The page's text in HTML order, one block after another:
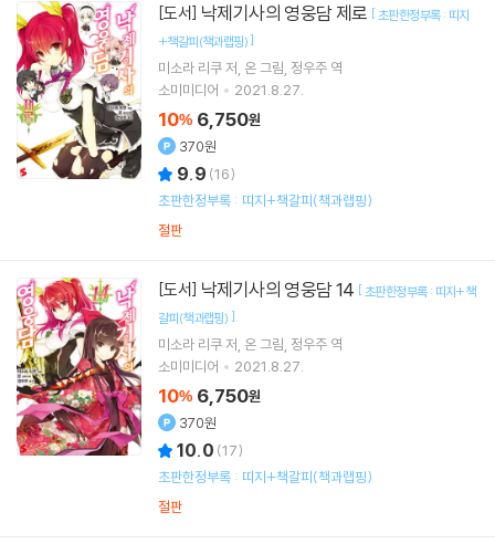
[도서] 낙제기사의 영웅담 제로 [초판한정부록 : 띠지
+책갈피(책과랩핑)]
미소라 리쿠저 온그림 정우주 역
소미미디어
2021.8.27.
10% 6,750원
370원
9.9 (16)
초판한정부록 : 띠지+책갈피(책과랩핑)
절판
[도서] 낙제기사의 영웅담 14 [초판한정부록 : 띠지+책
갈피(책과랩핑) ]
미소라 리쿠저 온그림 정우주 역
소미미디어
2021.8.27.
10% 6,750원
370원
10.0 (17)
초판한정부록 : 띠지+책갈피(책과랩핑)
절판